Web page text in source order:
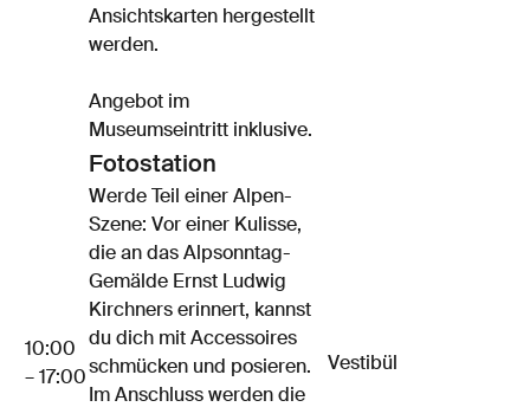
Ansichtskarten hergestellt
werden.
Angebot im
Museumseintritt inklusive.
10:00
– 17:00
Fotostation
Werde Teil einer Alpen-
Szene: Vor einer Kulisse,
die an das Alpsonntag-
Gemälde Ernst Ludwig
Kirchners erinnert, kannst
du dich mit Accessoires
schmücken und posieren.
Im Anschluss werden die
Vestibül